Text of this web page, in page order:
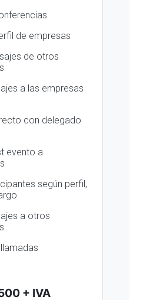
de empresas
de otros
a las empresas
con delegado
evento a
según perfil,
a otros
+ IVA